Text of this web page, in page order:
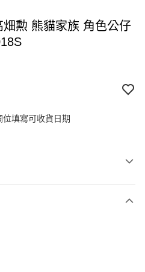
勲 熊貓家族 角色公仔
填寫可收貨日期